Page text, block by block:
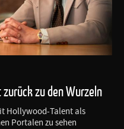
zu den Wurzeln
Hollywood-Talent als
Portalen zu sehen